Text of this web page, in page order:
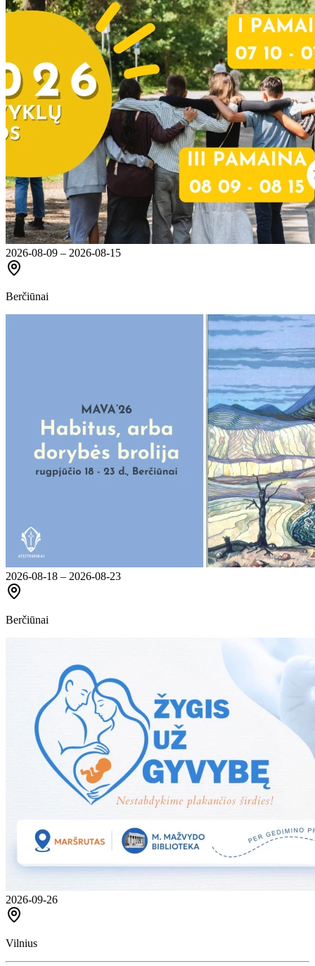
2026-08-09 – 2026-08-15
Berčiūnai
2026-08-18 – 2026-08-23
Berčiūnai
2026-09-26
Vilnius